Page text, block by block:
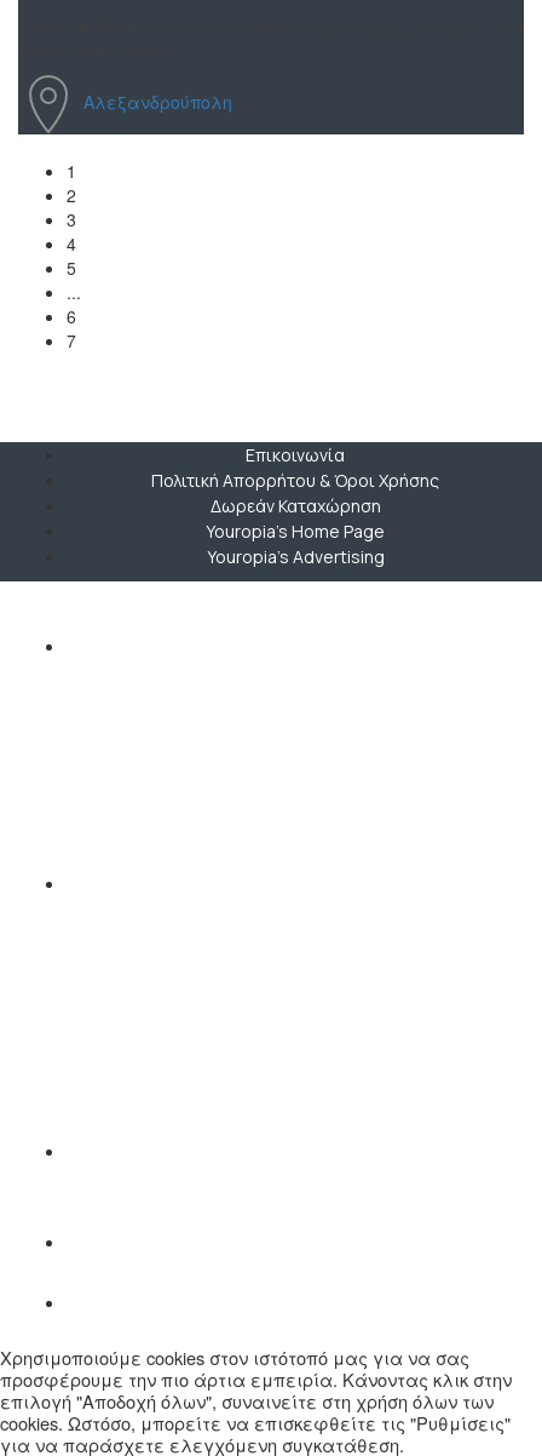
Αλεξανδρούπολη
1
2
3
4
5
...
6
7
Επικοινωνία
Πολιτική Απορρήτου & Όροι Χρήσης
Δωρεάν Καταχώρηση
Youropia’s Home Page
Youropia’s Advertising
Χρησιμοποιούμε cookies στον ιστότοπό μας για να σας
προσφέρουμε την πιο άρτια εμπειρία. Κάνοντας κλικ στην
επιλογή "Αποδοχή όλων", συναινείτε στη χρήση όλων των
cookies. Ωστόσο, μπορείτε να επισκεφθείτε τις "Ρυθμίσεις"
για να παράσχετε ελεγχόμενη συγκατάθεση.